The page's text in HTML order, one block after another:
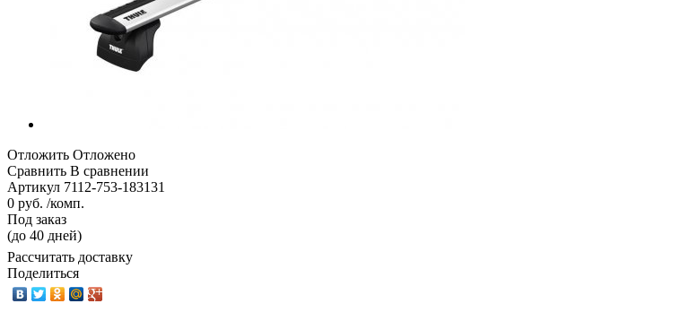
Отложить Отложено
Сравнить В сравнении
Артикул 7112-753-183131
0 руб. /комп.
Под заказ
(до 40 дней)
Рассчитать доставку
Поделиться